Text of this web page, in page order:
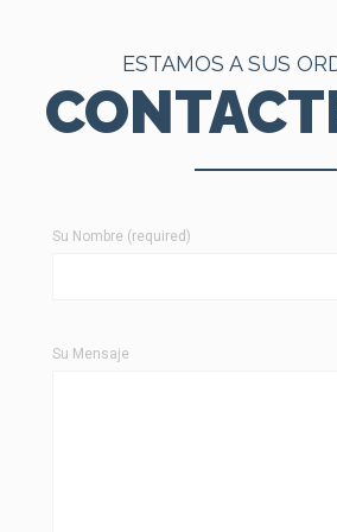
ESTAMOS A SUS
Su Nombre (required)
Su Mensaje